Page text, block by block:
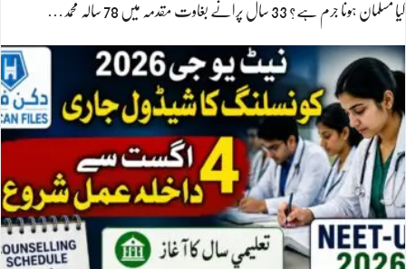
کیا مسلمان ہونا جرم ہے؟ 33 سال پرانے بغاوت مقدمہ میں 78 سالہ محمد…